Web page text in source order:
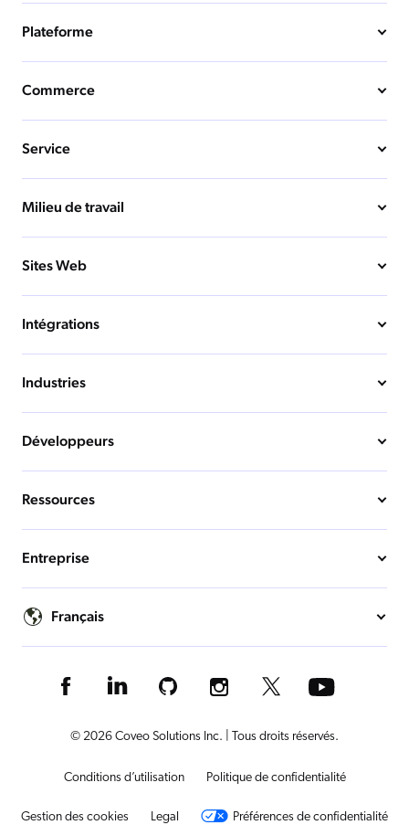
Plateforme
Commerce
Service
Milieu de travail
Sites Web
Intégrations
Industries
Développeurs
Ressources
Entreprise
Français
© 2026 Coveo Solutions Inc. | Tous droits réservés.
Conditions d’utilisation Politique de confidentialité
Gestion des cookies Legal Préférences de confidentialité